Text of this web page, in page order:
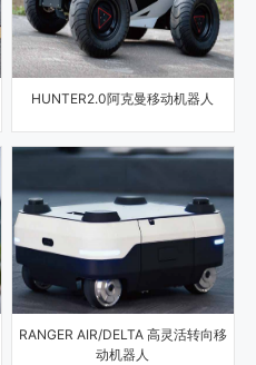
HUNTER2.0阿克曼移动机器人
RANGER AIR/DELTA 高灵活转向移
动机器人